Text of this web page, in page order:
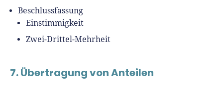
Beschlussfassung
Einstimmigkeit
Zwei-Drittel-Mehrheit
7. Übertragung von Anteilen